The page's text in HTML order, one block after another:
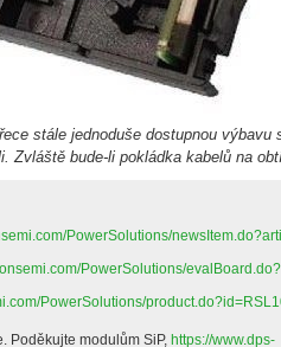
stále jednoduše dostupnou
Zvláště bude-li pokládka kabelů na
PowerSolutions/
PowerSolutions/
PowerSolutions/
Poděkujte modulům SiP, https://www.dps-